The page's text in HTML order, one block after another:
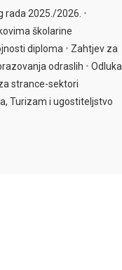
rada 2025./2026. •
školarine
diploma • Zahtjev za
odraslih • Odluka
strance-sektori
Turizam i ugostiteljstvo